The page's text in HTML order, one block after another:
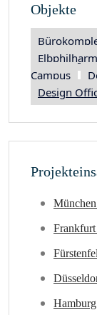
Objekte
Campus
Design